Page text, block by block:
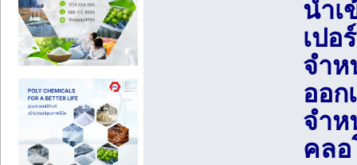
นำเ
เปอ
จำห
ออก
จำห
คลอ